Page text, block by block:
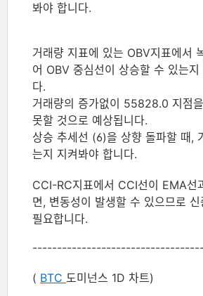
봐야 합니다.
거래량 지표에 있는 OBV지표에서
어 OBV 중심선이 상승할 수
다.
거래량의 증가없이 55828.0 지점을
못할 것으로 예상됩니다.
상승 추세선 (6)을 상향 돌파할 때,
는지 지켜봐야 합니다.
CCI-RC지표에서 CCI선이 EMA선과
면, 변동성이 발생할 수 있으므로
필요합니다.
( BTC 도미넌스 1D 차트)